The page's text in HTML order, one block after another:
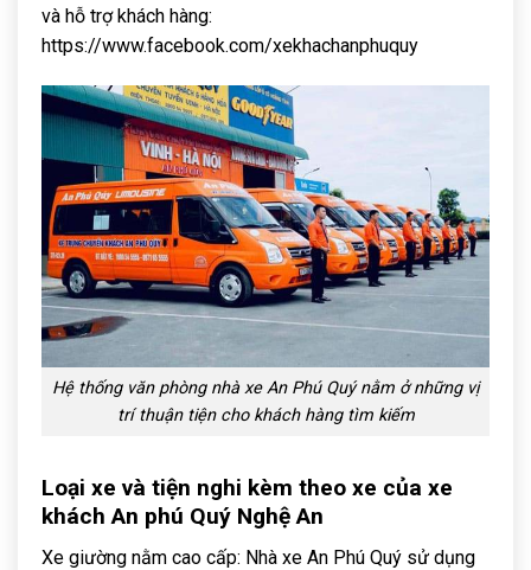
và hỗ trợ khách hàng:
https://www.facebook.com/xekhachanphuquy
Hệ thống văn phòng nhà xe An Phú Quý nằm ở những vị
trí thuận tiện cho khách hàng tìm kiếm
Loại xe và tiện nghi kèm theo xe của xe
khách An phú Quý Nghệ An
Xe giường nằm cao cấp: Nhà xe An Phú Quý sử dụng